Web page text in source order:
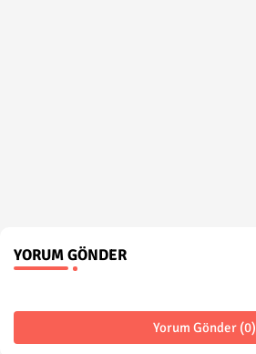
YORUM GÖNDER
Yorum Gönder (0)